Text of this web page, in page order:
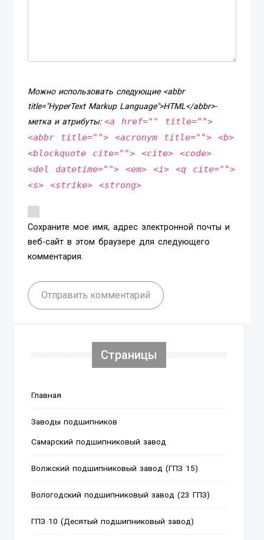
Можно использовать следующие <abbr
title="HyperText Markup Language">HTML</abbr>-
метка и атрибуты:<a href="" title="">
<abbr title=""> <acronym title=""> <b>
<blockquote cite=""> <cite> <code>
<del datetime=""> <em> <i> <q cite="">
<s> <strike> <strong>
Сохраните мое имя, адрес электронной почты и
веб-сайт в этом браузере для следующего
комментария.
Отправить комментарий
Страницы
Главная
Заводы подшипников
Cамарский подшипниковый завод
Волжский подшипниковый завод (ГПЗ 15)
Вологодский подшипниковый завод (23 ГПЗ)
ГПЗ 10 (Десятый подшипниковый завод)